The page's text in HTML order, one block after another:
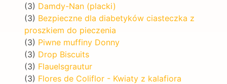
(3) Damdy-Nan (placki)
(3) Bezpieczne dla diabetyków ciasteczka z
proszkiem do pieczenia
(3) Piwne muffiny Donny
(3) Drop Biscuits
(3) Flauelsgrautur
(3) Flores de Coliflor - Kwiaty z kalafiora